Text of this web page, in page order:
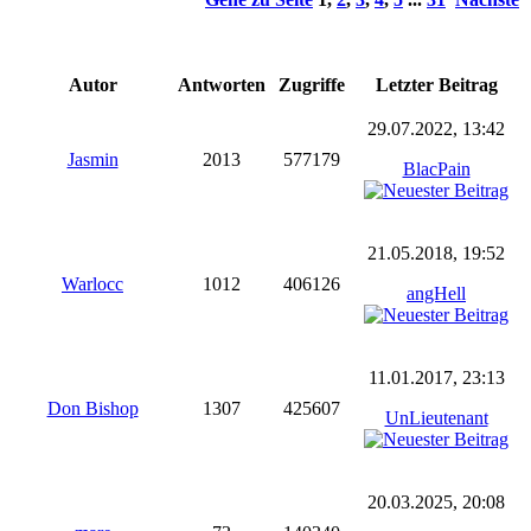
Autor Antworten Zugriffe Letzter Beitrag
Jasmin 2013 577179
29.07.2022, 13:42
BlacPain
Warlocc 1012 406126
21.05.2018, 19:52
angHell
Don Bishop 1307 425607
11.01.2017, 23:13
UnLieutenant
20.03.2025, 20:08